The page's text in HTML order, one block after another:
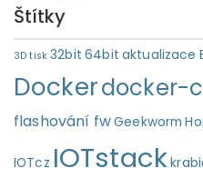
Štítky
3D tisk 32bit 64bit aktualizace
Dockerdocker-
flashování fwGeekworm
IOTcz IOTstack